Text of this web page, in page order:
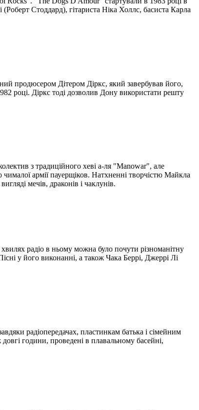
Стоддард), гітариста Ніка Холлс, басиста Карла
продюсером Дітером Діркс, який завербував його,
році. Діркс тоді дозволив Дону використати решту
з традиційного хеві а-ля "Manowar", але
армії пауерщіков. Натхненні творчістю Майкла
мечів, драконів і чаклунів.
радіо в ньому можна було почути різноманітну
у його виконанні, а також Чака Беррі, Джеррі Лі
радіопередачах, пластинкам батька і сімейним
години, проведені в плавальному басейні,